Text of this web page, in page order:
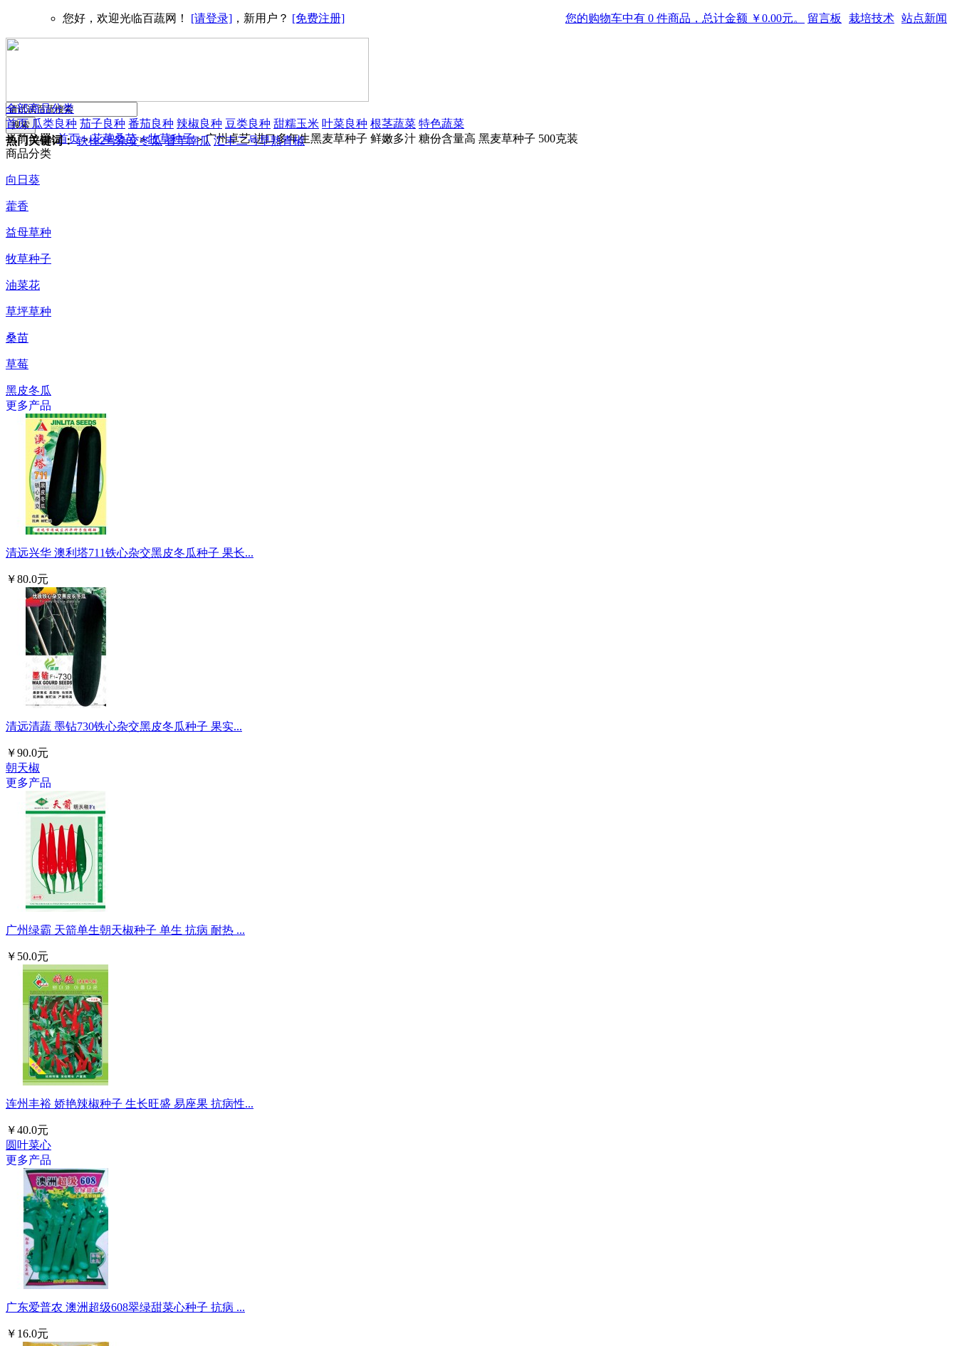
您的购物车中有 0 件商品，总计金额 ￥0.00元。 留言板 栽培技术 站点新闻
您好，欢迎光临百蔬网！ [请登录] ，新用户？ [免费注册]
热门关键词： 铁柱2号杂交冬瓜 香芋南瓜 汇丰二号早熟青椒
全部商品分类
首页 瓜类良种 茄子良种 番茄良种 辣椒良种 豆类良种 甜糯玉米 叶菜良种 根茎蔬菜 特色蔬菜
当前位置:首页 > 花草桑苗 > 牧草种子 >广州卓艺 进口多年生黑麦草种子 鲜嫩多汁 糖份含量高 黑麦草种子 500克装
商品分类
向日葵
藿香
益母草种
牧草种子
油菜花
草坪草种
桑苗
草莓
黑皮冬瓜
更多产品
清远兴华 澳利塔711铁心杂交黑皮冬瓜种子 果长...
￥80.0元
清远清蔬 墨钻730铁心杂交黑皮冬瓜种子 果实...
￥90.0元
朝天椒
更多产品
广州绿霸 天箭单生朝天椒种子 单生 抗病 耐热 ...
￥50.0元
连州丰裕 娇艳辣椒种子 生长旺盛 易座果 抗病性...
￥40.0元
圆叶菜心
更多产品
广东爱普农 澳洲超级608翠绿甜菜心种子 抗病 ...
￥16.0元